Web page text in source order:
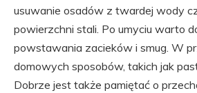
usuwanie osadów z twardej wody
powierzchni stali. Po umyciu warto
powstawania zacieków i smug. W
domowych sposobów, takich jak
Dobrze jest także pamiętać o